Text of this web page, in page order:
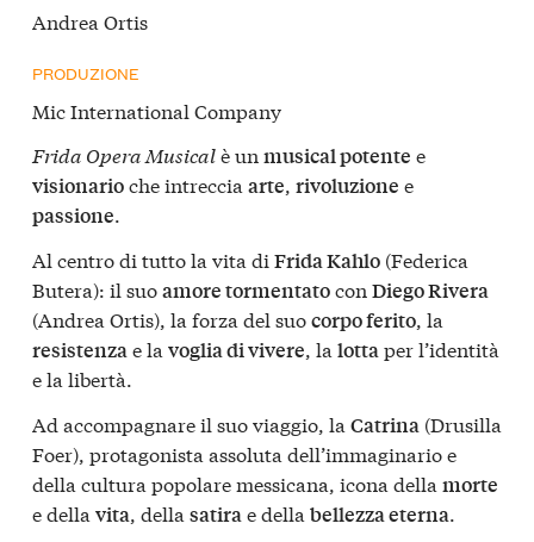
Andrea Ortis
PRODUZIONE
Mic International Company
Frida Opera Musicalè un musical potente e
visionarioche intreccia arte, rivoluzione e
passione.
Al centro di tutto la vita di Frida Kahlo (Federica
Butera): il suoamore tormentatocon Diego Rivera
(Andrea Ortis), la forza del suocorpo ferito, la
resistenzae la voglia di vivere, la lottaper l’identità
e la libertà.
Ad accompagnare il suo viaggio, la Catrina (Drusilla
Foer), protagonista assoluta dell’immaginario e
della cultura popolare messicana, icona della morte
e della vita, della satirae della bellezza eterna.